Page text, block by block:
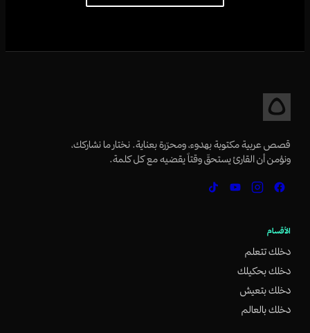
قصص عربية مكتوبة بهدوء، ومحرّرة بعناية. نختار ما نشاركك،
ونؤمن أن القارئ يستحقّ وقتاً يقضيه مع كل كلمة.
الأقسام
دخلك تتعلم
دخلك بحكيلك
دخلك بتعيش
دخلك بالعالم